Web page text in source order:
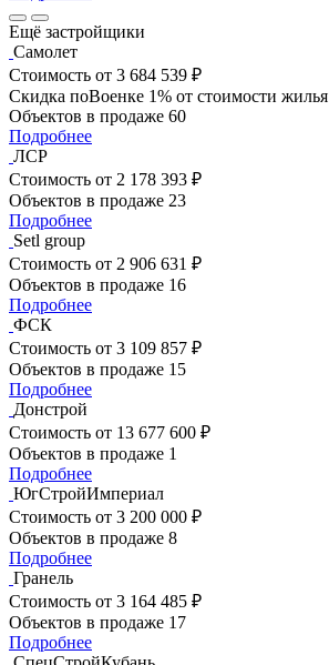
Ещё застройщики
Самолет
Стоимость от 3 684 539 ₽
Скидка поВоенке 1% от стоимости жилья
Объектов в продаже 60
Подробнее
ЛСР
Стоимость от 2 178 393 ₽
Объектов в продаже 23
Подробнее
Setl group
Стоимость от 2 906 631 ₽
Объектов в продаже 16
Подробнее
ФСК
Стоимость от 3 109 857 ₽
Объектов в продаже 15
Подробнее
Донстрой
Стоимость от 13 677 600 ₽
Объектов в продаже 1
Подробнее
ЮгСтройИмпериал
Стоимость от 3 200 000 ₽
Объектов в продаже 8
Подробнее
Гранель
Стоимость от 3 164 485 ₽
Объектов в продаже 17
Подробнее